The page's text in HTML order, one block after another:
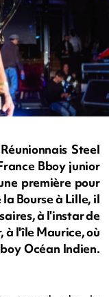
Steel
Bboy junior
première pour
Bourse à Lille, il
à l'instar de
à l'île Maurice, où
Océan Indien.